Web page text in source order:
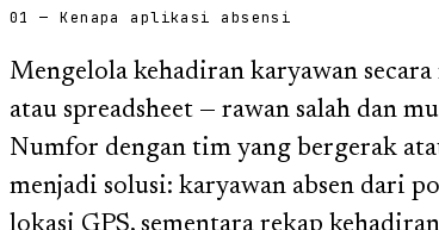
01 — Kenapa aplikasi absensi
Mengelola kehadiran karyawan
atau spreadsheet — rawan salah dan
Numfor dengan tim yang bergerak
menjadi solusi: karyawan absen dari